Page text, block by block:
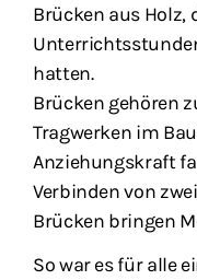
Brücken aus Holz,
hatten.
Brücken gehören
Tragwerken im
Anziehungskraft
Verbinden von
Brücken bringen
So war es für alle